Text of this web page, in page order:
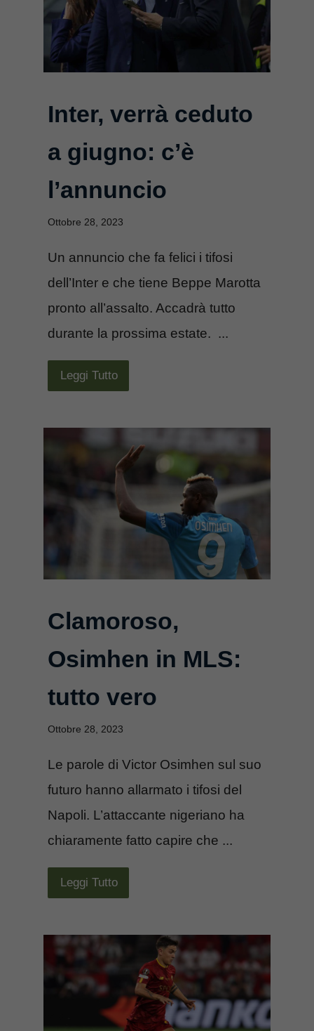
Inter, verrà ceduto
a giugno: c’è
l’annuncio
Ottobre 28, 2023
Un annuncio che fa felici i tifosi
dell’Inter e che tiene Beppe Marotta
pronto all’assalto. Accadrà tutto
durante la prossima estate. ...
Leggi Tutto
Clamoroso,
Osimhen in MLS:
tutto vero
Ottobre 28, 2023
Le parole di Victor Osimhen sul suo
futuro hanno allarmato i tifosi del
Napoli. L’attaccante nigeriano ha
chiaramente fatto capire che ...
Leggi Tutto